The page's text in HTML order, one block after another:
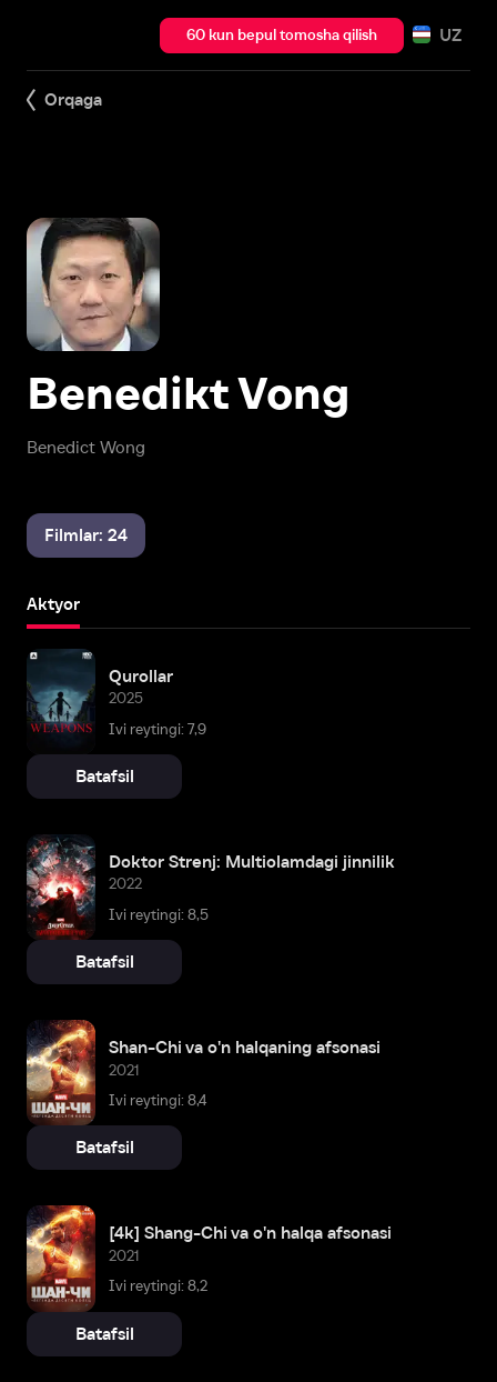
60 kun bepul tomosha qilish UZ
Orqaga
Benedict Wong
Benedikt Vong
Filmlar: 24
Aktyor
Qurollar
2025
Ivi reytingi: 7,9
Batafsil
Doktor Strenj: Multiolamdagi jinnilik
2022
Ivi reytingi: 8,5
Batafsil
Shan-Chi va o'n halqaning afsonasi
2021
Ivi reytingi: 8,4
Batafsil
[4k] Shang-Chi va o'n halqa afsonasi
2021
Ivi reytingi: 8,2
Batafsil